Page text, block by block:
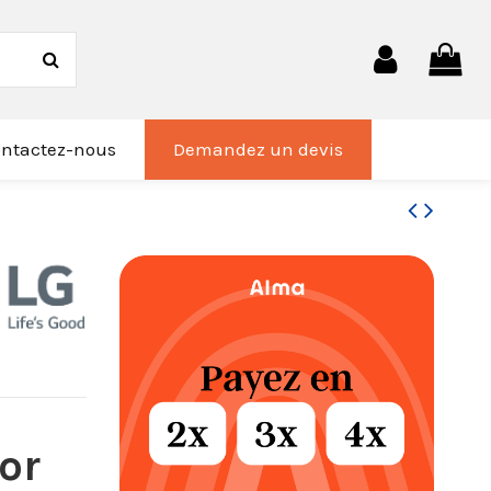
nous Demandez un devis